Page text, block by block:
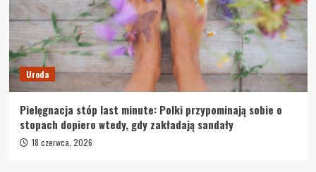
Uroda
Pielęgnacja stóp last minute: Polki przypominają sobie o
stopach dopiero wtedy, gdy zakładają sandały
18 czerwca, 2026